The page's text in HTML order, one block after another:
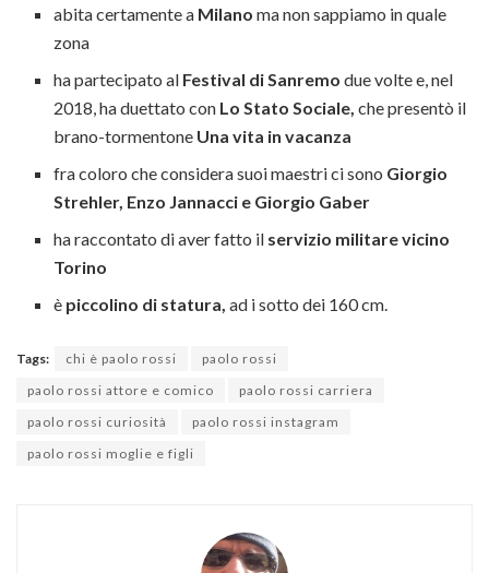
abita certamente a Milano ma non sappiamo in quale
zona
ha partecipato al Festival di Sanremo due volte e, nel
2018, ha duettato con Lo Stato Sociale, che presentò il
brano-tormentone Una vita in vacanza
fra coloro che considera suoi maestri ci sono Giorgio
Strehler, Enzo Jannacci e Giorgio Gaber
ha raccontato di aver fatto il servizio militare vicino
Torino
è piccolino di statura, ad i sotto dei 160 cm.
Tags: chi è paolo rossi
paolo rossi
paolo rossi attore e comico
paolo rossi carriera
paolo rossi curiosità
paolo rossi instagram
paolo rossi moglie e figli